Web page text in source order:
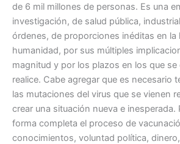
de 6 mil millones de personas. Es una
investigación, de salud pública,
órdenes, de proporciones inéditas en la
humanidad, por sus múltiples
magnitud y por los plazos en los que se
realice. Cabe agregar que es necesario
las mutaciones del virus que se vienen
crear una situación nueva e inesperada.
forma completa el proceso de
conocimientos, voluntad política,